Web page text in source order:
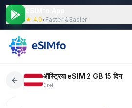
★ 4.9• Faster & Easier
ऑस्ट्रिया eSIM 2 GB 15 दिन
Drei